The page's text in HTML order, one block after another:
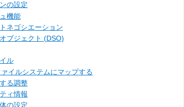
の設定
機能
ネゴシエーション
ブジェクト (DSO)
ル
イルシステムにマップする
る調整
ィ情報
の設定